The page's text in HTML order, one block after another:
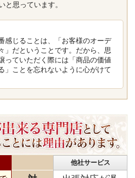
と思っています。
感じることは、「お客様のオーデ
」だということです。だから、思
っていただく際には「商品の価値
」ことを忘れないように心がけて
他社サービス